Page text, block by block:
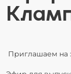
Приглашаем на